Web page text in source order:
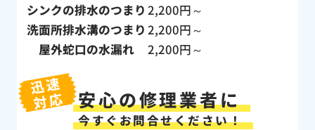
シンクの排水のつまり 2,200円～
洗面所排水溝のつまり 2,200円～
屋外蛇口の水漏れ
2,200円～
迅速
対応 安心の修理業者に
今すぐお問合せください！